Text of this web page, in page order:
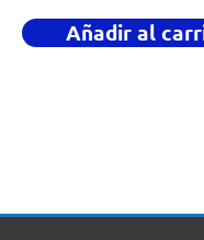
Añadir al